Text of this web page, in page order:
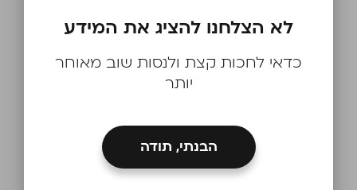
לא הצלחנו להציג את המידע
כדאי לחכות קצת ולנסות שוב מאוחר
יותר
הבנתי, תודה